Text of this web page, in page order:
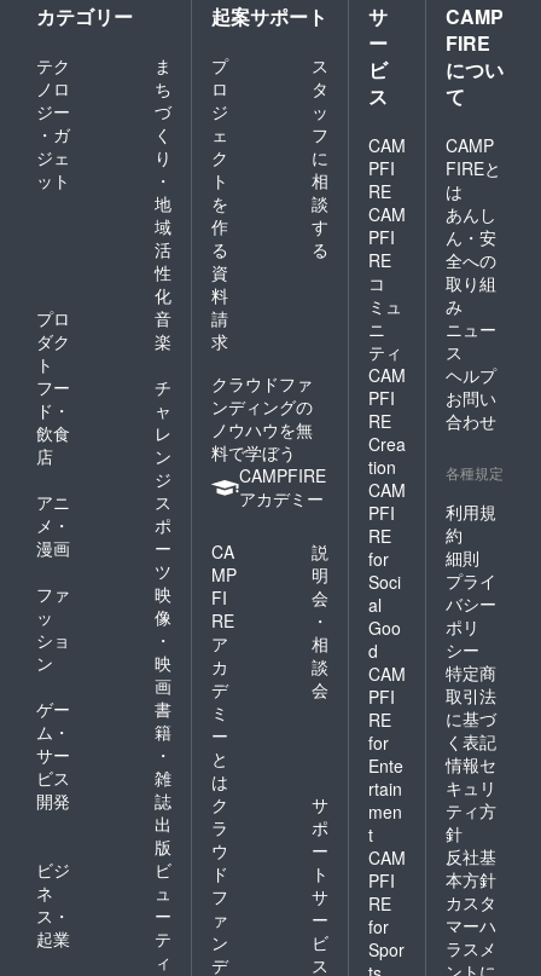
カテゴリー
テク
ノロ
ジー
・ガ
ジェ
ット
ま
ち
づ
く
り
・
地
域
活
性
化
プロ
ダク
ト
音
楽
フー
ド・
飲食
店
チ
ャ
レ
ン
ジ
アニ
メ・
漫画
ス
ポ
ー
ツ
ファ
ッ
ショ
ン
映
像
・
映
画
ゲー
ム・
サー
ビス
開発
書
籍
・
雑
誌
出
版
ビジ
ネ
ス・
起業
ビ
ュ
ー
テ
ィ
起案サポート
プ
ロ
ジ
ェ
ク
ト
を
作
る
ス
タ
ッ
フ
に
相
談
す
る
資
料
請
求
クラウドファ
ンディングの
ノウハウを無
料で学ぼう
CAMPFIRE
アカデミー
CA
MP
FI
RE
ア
カ
デ
ミ
ー
と
は
説
明
会
・
相
談
会
ク
ラ
ウ
ド
フ
ァ
ン
デ
サ
ポ
ー
ト
サ
ー
ビ
ス
サ
ー
ビ
ス
CAM
PFI
RE
CAM
PFI
RE
コ
ミュ
ニ
ティ
CAM
PFI
RE
Crea
tion
CAM
PFI
RE
for
Soci
al
Goo
d
CAM
PFI
RE
for
Ente
rtain
men
t
CAM
PFI
RE
for
Spor
CAMP
FIRE
につい
て
CAMP
FIREと
は
あんし
ん・安
全への
取り組
み
ニュー
ス
ヘルプ
お問い
合わせ
各種規定
利用規
約
細則
プライ
バシー
ポリ
シー
特定商
取引法
に基づ
く表記
情報セ
キュリ
ティ方
針
反社基
本方針
カスタ
マーハ
ラスメ
ントに